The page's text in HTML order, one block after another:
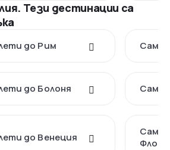
Тези дестинации са
до Рим
до Болоня
до Венеция